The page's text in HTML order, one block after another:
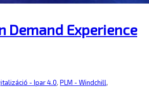
Demand Experience
- Ipar 4.0, PLM - Windchill,